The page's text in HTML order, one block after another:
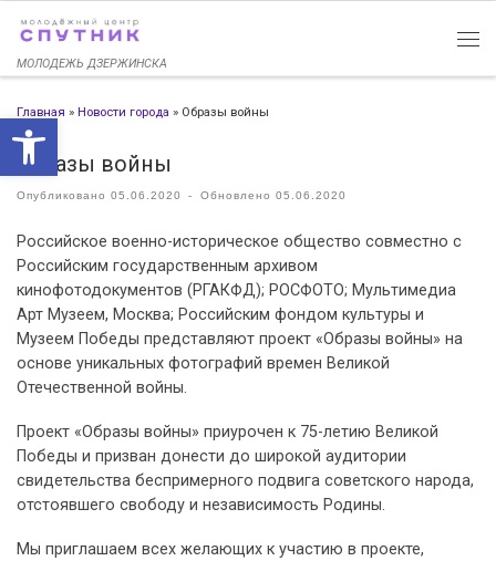
Открыть панель
Перейти к содержимому
МОЛОДЕЖЬ ДЗЕРЖИНСКА
Главная » Новости города » Образы войны
Образы войны
Опубликовано 05.06.2020 - Обновлено 05.06.2020
Российское военно-историческое общество совместно с
Российским государственным архивом
кинофотодокументов (РГАКФД); РОСФОТО; Мультимедиа
Арт Музеем, Москва; Российским фондом культуры и
Музеем Победы представляют проект «Образы войны» на
основе уникальных фотографий времен Великой
Отечественной войны.
Проект «Образы войны» приурочен к 75-летию Великой
Победы и призван донести до широкой аудитории
свидетельства беспримерного подвига советского народа,
отстоявшего свободу и независимость Родины.
Мы приглашаем всех желающих к участию в проекте,